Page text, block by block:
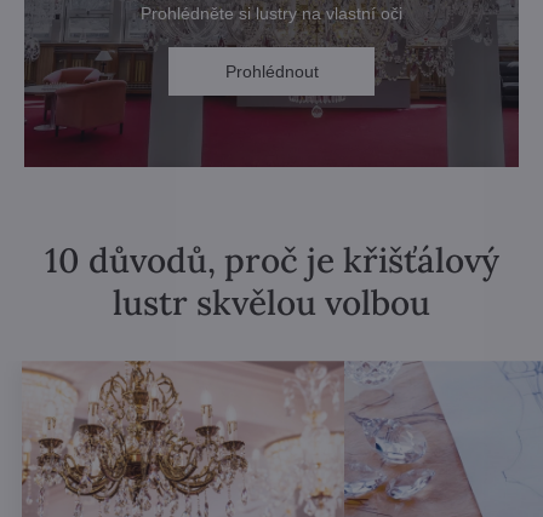
Prohlédněte si lustry na vlastní oči
Prohlédnout
10 důvodů, proč je křišťálový
lustr skvělou volbou